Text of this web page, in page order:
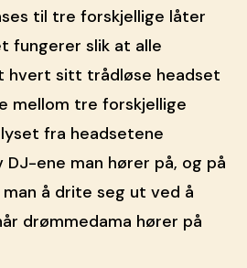
til tre forskjellige låter
fungerer slik at alle
hvert sitt trådløse headset
mellom tre forskjellige
lyset fra headsetene
DJ-ene man hører på, og på
å drite seg ut ved å
drømmedama hører på